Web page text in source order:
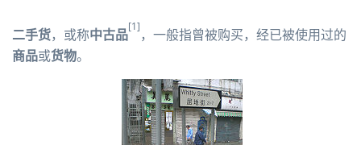
二手货，或称中古品[1] ，一般指曾被购买，经已被使用过的
商品或货物。